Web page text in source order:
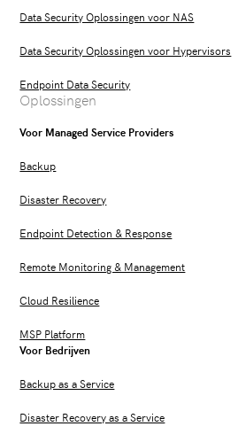
Data Security Oplossingen voor NAS
Data Security Oplossingen voor Hypervisors
Endpoint Data Security
Oplossingen
Voor Managed Service Providers
Backup
Disaster Recovery
Endpoint Detection & Response
Remote Monitoring & Management
Cloud Resilience
MSP Platform
Voor Bedrijven
Backup as a Service
Disaster Recovery as a Service